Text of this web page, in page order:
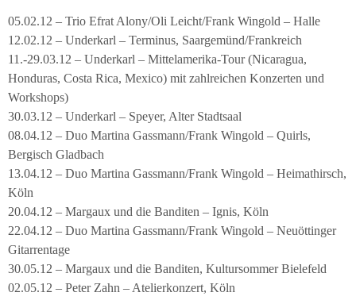
05.02.12 – Trio Efrat Alony/Oli Leicht/Frank Wingold – Halle
12.02.12 – Underkarl – Terminus, Saargemünd/Frankreich
11.-29.03.12 – Underkarl – Mittelamerika-Tour (Nicaragua,
Honduras, Costa Rica, Mexico) mit zahlreichen Konzerten und
Workshops)
30.03.12 – Underkarl – Speyer, Alter Stadtsaal
08.04.12 – Duo Martina Gassmann/Frank Wingold – Quirls,
Bergisch Gladbach
13.04.12 – Duo Martina Gassmann/Frank Wingold – Heimathirsch,
Köln
20.04.12 – Margaux und die Banditen – Ignis, Köln
22.04.12 – Duo Martina Gassmann/Frank Wingold – Neuöttinger
Gitarrentage
30.05.12 – Margaux und die Banditen, Kultursommer Bielefeld
02.05.12 – Peter Zahn – Atelierkonzert, Köln